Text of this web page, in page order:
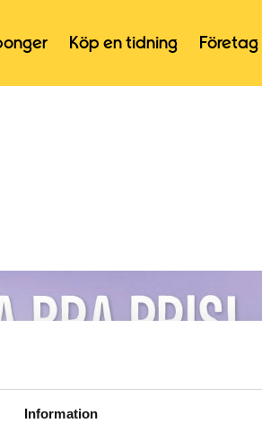
Information
Köp en tidning Företag